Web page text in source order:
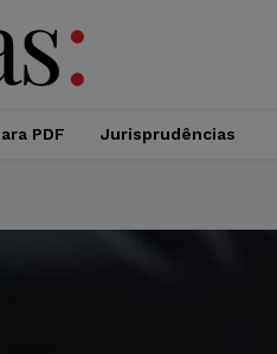
PDF Jurisprudências